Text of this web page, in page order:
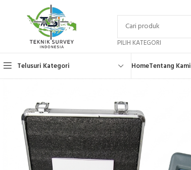
PILIH KATEGORI
Telusuri Kategori HomeTentang Kami